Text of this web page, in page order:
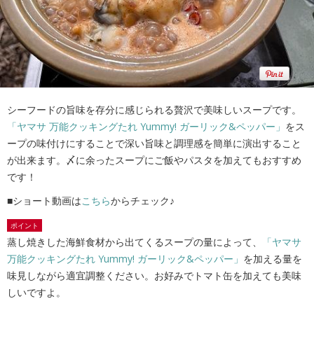
シーフードの旨味を存分に感じられる贅沢で美味しいスープです。
「ヤマサ 万能クッキングたれ Yummy! ガーリック&ペッパー」 をス
ープの味付けにすることで深い旨味と調理感を簡単に演出すること
が出来ます。〆に余ったスープにご飯やパスタを加えてもおすすめ
です！
■ショート動画はこちらからチェック♪
ポイント
蒸し焼きした海鮮食材から出てくるスープの量によって、
「ヤマサ
万能クッキングたれ Yummy! ガーリック&ペッパー」 を加える量を
味見しながら適宜調整ください。お好みでトマト缶を加えても美味
しいですよ。